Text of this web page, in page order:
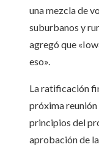
una mezcla de
suburbanos y
agregó que
eso».
La ratificación
próxima
principios del
aprobación de